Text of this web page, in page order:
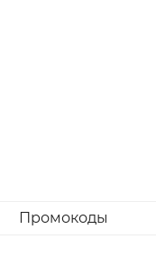
Промокоды